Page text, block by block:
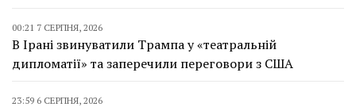
00:21 7 СЕРПНЯ, 2026
В Ірані звинуватили Трампа у «театральній
дипломатії» та заперечили переговори з США
23:59 6 СЕРПНЯ, 2026